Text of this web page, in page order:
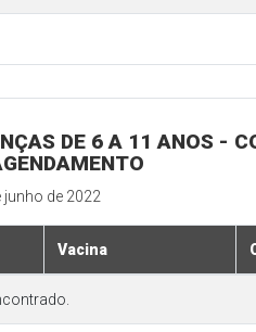
DE 6 A 11 ANOS -
junho de 2022
Vacina